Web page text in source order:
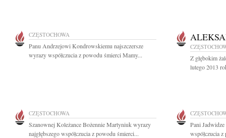
CZĘSTOCHOWA
Panu Andrzejowi Kondrowskiemu najszczersze
wyrazy współczucia z powodu śmierci Mamy...
Z głębokim
lutego 2013
CZĘSTOCHOWA
Szanownej Koleżance Bożennie Martyniuk wyrazy
najgłębszego współczucia z powodu śmierci...
Pani
współczucia